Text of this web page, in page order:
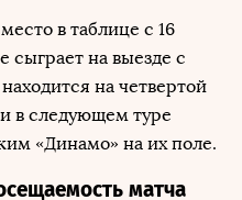
в таблице с 16
сыграет на выезде с
на четвертой
в следующем туре
«Динамо» на их поле.
матча